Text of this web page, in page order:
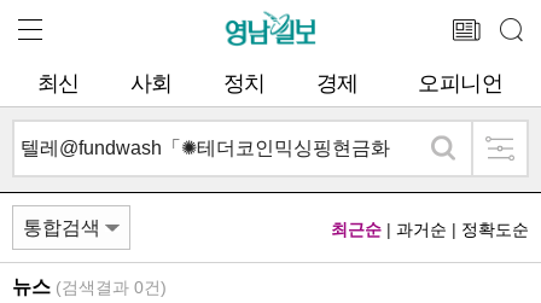
최신 사회 정치 경제 오피니언